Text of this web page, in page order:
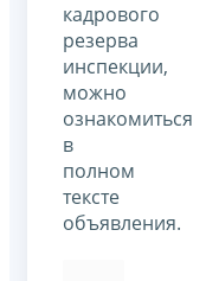
кадрового
резерва
инспекции,
можно
ознакомиться
в
полном
тексте
объявления.